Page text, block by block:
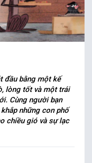
đầu bằng một kế
lòng tốt và một trái
Cùng người bạn
những con phố
chiều gió và sự lạc